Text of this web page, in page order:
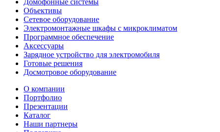
Домофонные системы
Объективы
Сетевое оборудование
Электромонтажные шкафы с микроклиматом
Программное обеспечение
Аксессуары
Зарядное устройство для электромобиля
Готовые решения
Досмотровое оборудование
О компании
Портфолио
Презентации
Каталог
Наши партнеры